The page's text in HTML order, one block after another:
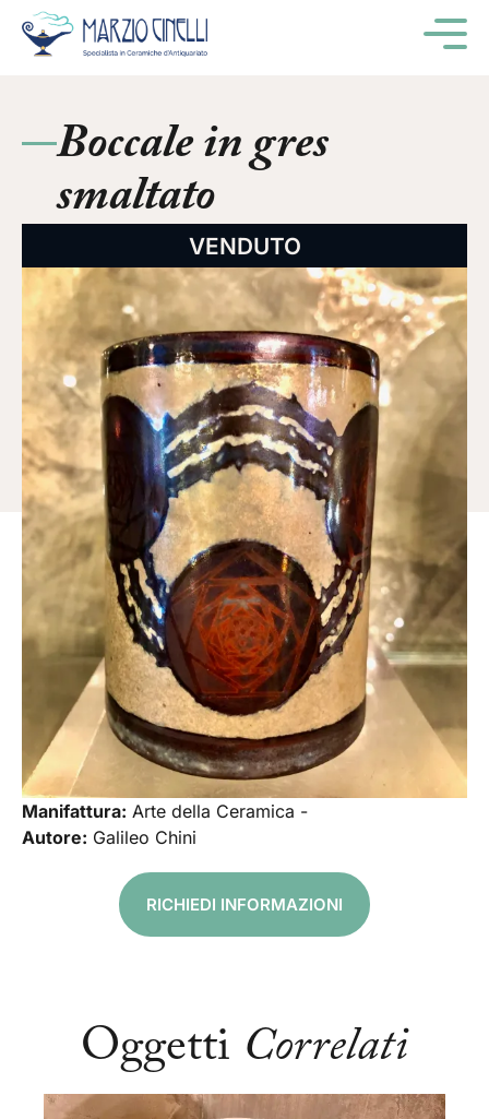
Boccale in gres
smaltato
VENDUTO
Manifattura: Arte della Ceramica -
Autore: Galileo Chini
RICHIEDI INFORMAZIONI
Oggetti Correlati